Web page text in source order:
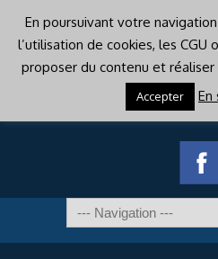
En poursuivant votre
l’utilisation de cookies, les CGU
proposer du contenu et
Accepter En